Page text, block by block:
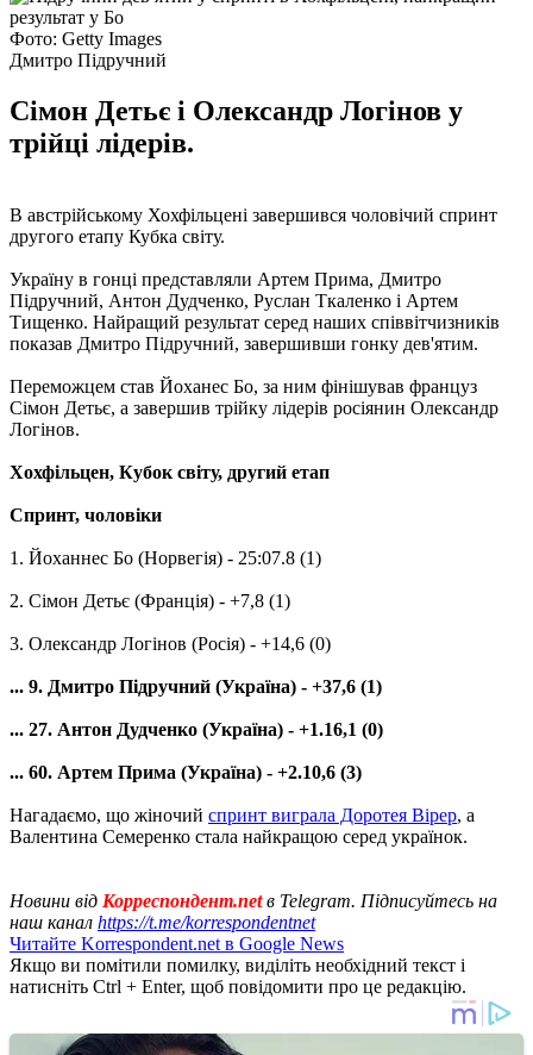
Фото: Getty Images
Дмитро Підручний
Сімон Детьє і Олександр Логінов у
трійці лідерів.
В австрійському Хохфільцені завершився чоловічий спринт
другого етапу Кубка світу.
Україну в гонці представляли Артем Прима, Дмитро
Підручний, Антон Дудченко, Руслан Ткаленко і Артем
Тищенко. Найращий результат серед наших співвітчизників
показав Дмитро Підручний, завершивши гонку дев'ятим.
Переможцем став Йоханес Бо, за ним фінішував француз
Сімон Детьє, а завершив трійку лідерів росіянин Олександр
Логінов.
Хохфільцен, Кубок світу, другий етап
Спринт, чоловіки
1. Йоханнес Бо (Норвегія) - 25:07.8 (1)
2. Сімон Детьє (Франція) - +7,8 (1)
3. Олександр Логінов (Росія) - +14,6 (0)
... 9. Дмитро Підручний (Україна) - +37,6 (1)
... 27. Антон Дудченко (Україна) - +1.16,1 (0)
... 60. Артем Прима (Україна) - +2.10,6 (3)
Нагадаємо, що жіночий спринт виграла Доротея Вірер, а
Валентина Семеренко стала найкращою серед українок.
Новини від Корреспондент.netв Telegram. Підписуйтесь на
наш канал https://t.me/korrespondentnet
Читайте Korrespondent.net в Google News
Якщо ви помітили помилку, виділіть необхідний текст і
натисніть Ctrl + Enter, щоб повідомити про це редакцію.